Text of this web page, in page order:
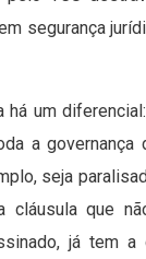
segurança
há um
a governança
seja
cláusula que
já tem a